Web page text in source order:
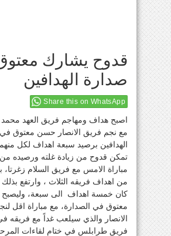
قدوح يشارك
صدارة الهدافين
Share this on WhatsApp
اصبح هداف ومهاجم فريق العهد
مع نجم فريق الانصار حسن معتوق
الهدافين برصيد سبعة اهداف لكل
تمكن قدوح من زيادة غلته ورصيده
مباراة الامس مع فريق السلام زغرتا،
من اهداف فريقه الثلاث ، وارتفع
كان خمسة اهداف الى سبعة، وليصبح
معتوق في الصدارة، مع مباراة اقل
الانصار والذي سيلعب غداً مع فريقه
فريق طرابلس في ختام لقاءات